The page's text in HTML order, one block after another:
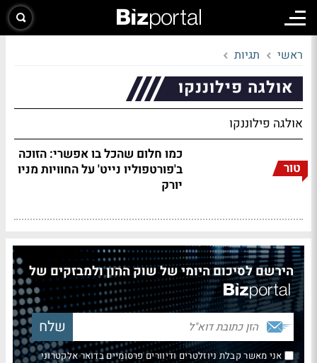
ראשי תגיות
אולגה פילוננקו
אולגה פילוננקו
טור
כמו חלום שהכל בו אפשרי: הזוכה
ב'פורטפוליו נייט' על החוויות מניו
יורק
הירשם לסיכום היומי של שוק ההון ולמבזקים של
אני מאשר קבלת ניוזלטרים ודיוורים פרסומיים בדואר אלקטרוני